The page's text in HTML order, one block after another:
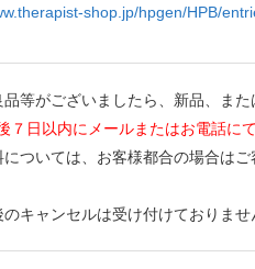
shop.jp/hpgen/HPB/
品等がございましたら、新品、ま
７日以内にメールまたはお電話に
については、お客様都合の場合は
のキャンセルは受け付けておりま